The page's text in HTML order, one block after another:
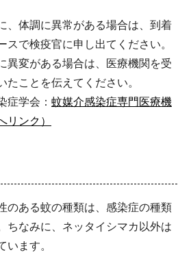
、体調に異常がある場合は、到着
スで検疫官に申し出てください。
異変がある場合は、医療機関を受
たことを伝えてください。
症学会： 蚊媒介感染症専門医療機
リンク）
のある蚊の種類は、感染症の種類
ちなみに、ネッタイシマカ以外は
います。